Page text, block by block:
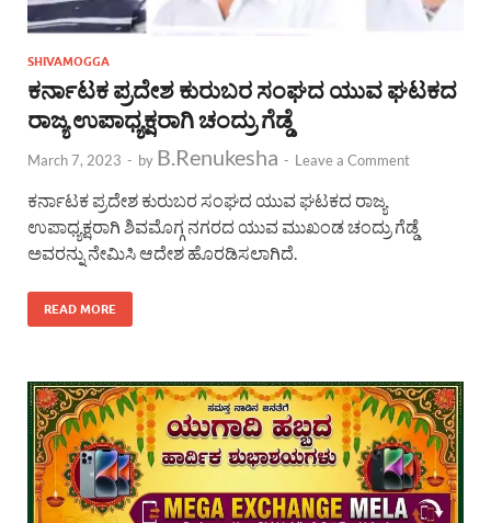
SHIVAMOGGA
ಕರ್ನಾಟಕ ಪ್ರದೇಶ ಕುರುಬರ ಸಂಘದ ಯುವ ಘಟಕದ
ರಾಜ್ಯ ಉಪಾಧ್ಯಕ್ಷರಾಗಿ ಚಂದ್ರು ಗೆಡ್ಡೆ
March 7, 2023 - by B.Renukesha - Leave a Comment
ಕರ್ನಾಟಕ ಪ್ರದೇಶ ಕುರುಬರ ಸಂಘದ ಯುವ ಘಟಕದ ರಾಜ್ಯ
ಉಪಾಧ್ಯಕ್ಷರಾಗಿ ಶಿವಮೊಗ್ಗ ನಗರದ ಯುವ ಮುಖಂಡ ಚಂದ್ರು ಗೆಡ್ಡೆ
ಅವರನ್ನು ನೇಮಿಸಿ ಆದೇಶ ಹೊರಡಿಸಲಾಗಿದೆ.
READ MORE